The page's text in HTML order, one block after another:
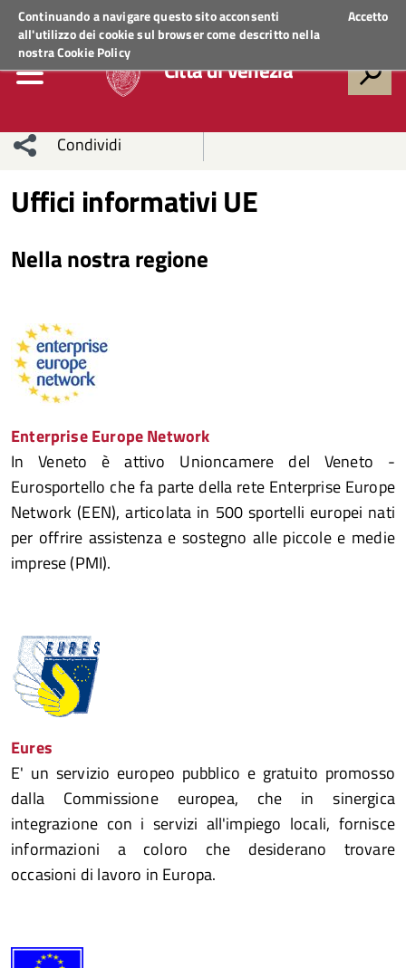
Continuando a navigare questo sito acconsenti
all'utilizzo dei cookie sul browser come descritto nella
nostraCookie Policy
Accetto
Regione VenetoACCEDI AI SERVIZI
Città di Venezia
Condividi
network
Condividi
Condividi
Facebook
su
Condividi
Uffici informativi UE
Nella nostra regione
Enterprise Europe Network
In Veneto è attivo Unioncamere del Veneto -
Eurosportello che fa parte della rete Enterprise Europe
Network (EEN), articolata in 500 sportelli europei nati
per offrire assistenza e sostegno alle piccole e medie
imprese (PMI).
Eures
E' un servizio europeo pubblico e gratuito promosso
dalla Commissione europea, che in sinergica
integrazione con i servizi all'impiego locali, fornisce
informazioni a coloro che desiderano trovare
occasioni di lavoro in Europa.